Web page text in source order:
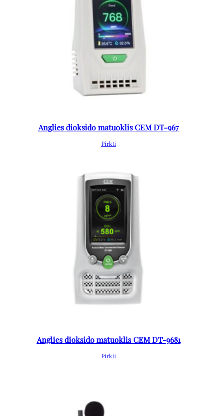
Anglies dioksido matuoklis CEM DT-967
Pirkti
Anglies dioksido matuoklis CEM DT-9681
Pirkti